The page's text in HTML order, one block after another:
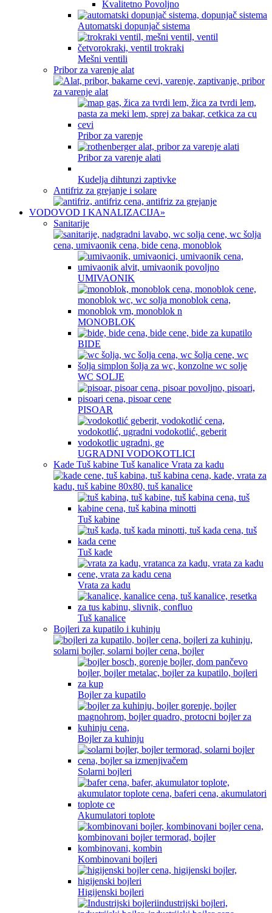
Kvalitetno Povoljno
Automatski dopunjač sistema
Mešni ventili
Pribor za varenje alat
Pribor za varenje
Pribor za varenje alati
Kudelja dihtunzi zaptivke
Antifriz za grejanje i solare
VODOVOD I KANALIZACIJA»
Sanitarije
UMIVAONIK
MONOBLOK
BIDE
WC SOLJE
PISOAR
UGRADNI VODOKOTLICI
Kade Tuš kabine Tuš kanalice Vrata za kadu
Tuš kabine
Tuš kade
Vrata za kadu
Tuš kanalice
Bojleri za kupatilo i kuhinju
Bojler za kupatilo
Bojler za kuhinju
Solarni bojleri
Akumulatori toplote
Kombinovani bojleri
Higijenski bojleri